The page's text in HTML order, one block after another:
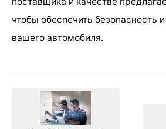
чтобы обеспечить безопасность
вашего автомобиля.